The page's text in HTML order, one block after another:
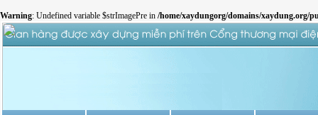
Warning: Undefined variable $strImagePre in /home/xaydungorg/domains/xaydung.org/